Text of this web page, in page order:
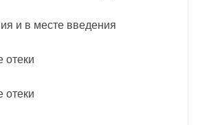
и в месте введения
отеки
отеки